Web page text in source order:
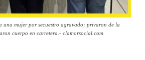
una mujer por secuestro agravado; privaron de la
cuerpo en carretera.- clamorsocial.com